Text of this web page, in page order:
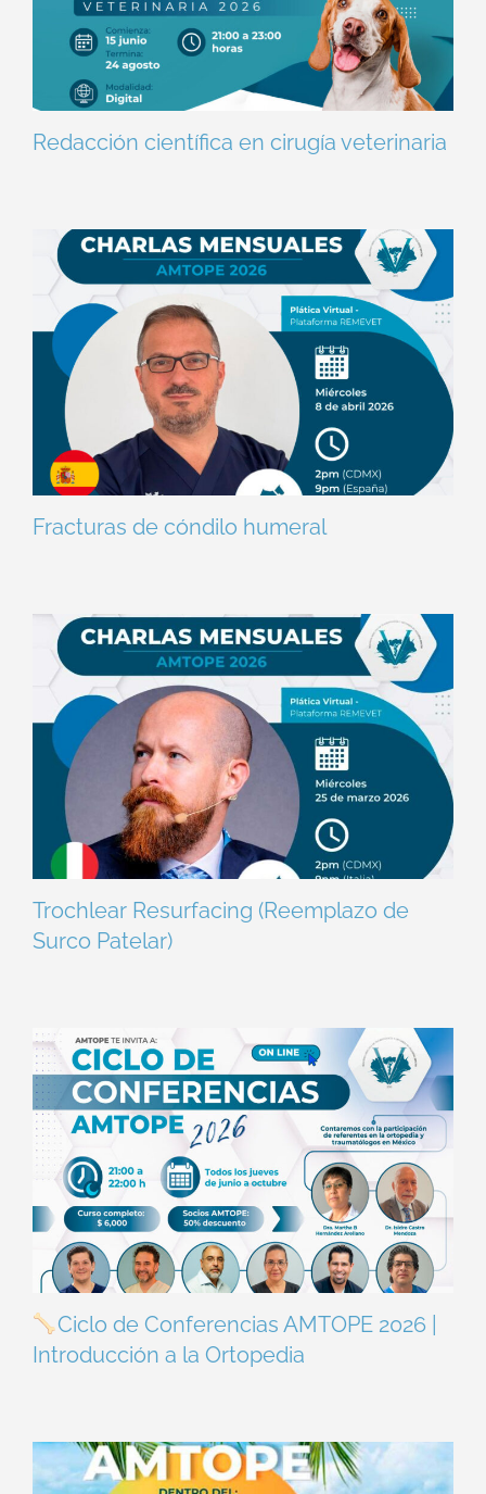
Redacción científica en cirugía veterinaria
Fracturas de cóndilo humeral
Trochlear Resurfacing (Reemplazo de
Surco Patelar)
Ciclo de Conferencias AMTOPE 2026 |
Introducción a la Ortopedia